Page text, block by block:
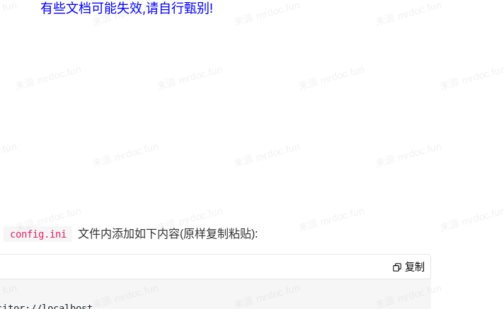
有些文档可能失效,请自行甄别!
config.ini 文件内添加如下内容(原样复制粘贴):
复制